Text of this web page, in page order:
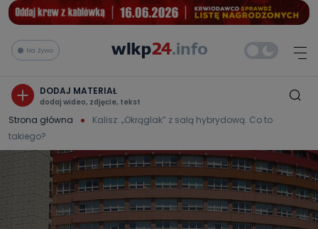
Na żywo
DODAJ MATERIAŁ
dodaj wideo, zdjęcie, tekst
Strona główna
Kalisz: „Okrąglak” z salą hybrydową. Co to
takiego?